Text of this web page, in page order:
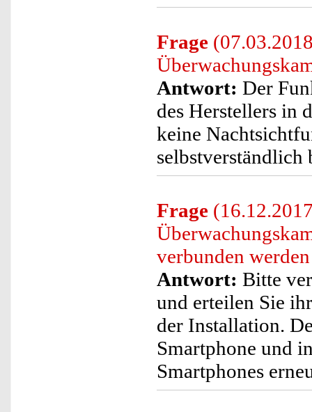
Frage
Antwort: Der
des Herstellers in
keine
selbstverständlich
Frage
verbunden
Antwort: Bitte
und erteilen Sie
der Installation.
Smartphone und
Smartphones